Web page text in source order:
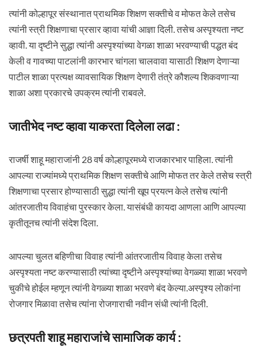
त्यांनी कोल्हापूर संस्थानात प्राथमिक शिक्षण सक्तीचे व मोफत केले तसेच
त्यांनी स्त्री शिक्षणाचा प्रसार व्हावा यांची आज्ञा दिली. तसेच अस्पृश्यता नष्ट
व्हावी. या दृष्टीने सुद्धा त्यांनी अस्पृश्यांच्या वेगळा शाळा भरवण्याची पद्धत बंद
केली व गावच्या पाटलांनी कारभार चांगला चालवावा यासाठी शिक्षण देणाऱ्या
पाटील शाळा प्रत्यक्ष व्यावसायिक शिक्षण देणारी तंत्रे कौशल्य शिकवणाऱ्या
शाळा अशा प्रकारचे उपक्रम त्यांनी राबवले.
जातीभेद नष्ट व्हावा याकरता दिलेला लढा :
राजर्षी शाहू महाराजांनी 28 वर्ष कोल्हापूरमध्ये राजकारभार पाहिला. त्यांनी
आपल्या राज्यांमध्ये प्राथमिक शिक्षण सक्तीचे आणि मोफत तर केले तसेच स्त्री
शिक्षणाचा प्रसार होण्यासाठी सुद्धा त्यांनी खूप प्रयत्न केले तसेच त्यांनी
आंतरजातीय विवाहंचा पुरस्कार केला. यासंबंधी कायदा आणला आणि आपल्या
कृतीतूनच त्यांनी संदेश दिला.
आपल्या चुलत बहिणीचा विवाह त्यांनी आंतरजातीय विवाह केला तसेच
अस्पृश्यता नष्ट करण्यासाठी त्यांच्या दृष्टीने अस्पृश्यांच्या वेगळ्या शाळा भरवणे
चुकीचे होईल म्हणून त्यांनी वेगळ्या शाळा भरवणे बंद केल्या.अस्पृश्य लोकांना
रोजगार मिळावा तसेच त्यांना रोजगाराची नवीन संधी त्यांनी दिली.
छत्रपती शाहू महाराजांचे सामाजिक कार्य :